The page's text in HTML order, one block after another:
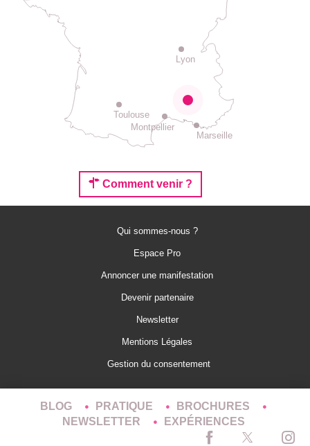
Lyon
Montpellier
Toulouse
Marseille
Comment venir ?
Qui sommes-nous ?
Espace Pro
Annoncer une manifestation
Devenir partenaire
Newsletter
Mentions Légales
Gestion du consentement
BLOG PRATIQUE
BROCHURES
NEWSLETTER
EXPÉRIENCES